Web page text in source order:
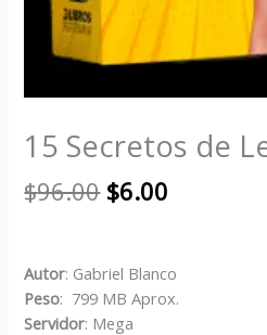
15 Secretos de
$96.00 $6.00
Autor: Gabriel Blanco
Peso: 799 MB Aprox.
Servidor: Mega